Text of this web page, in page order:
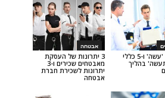
אבטחה
3 יתרונות של העסקת
מאבטחים שכירים ו-3
יתרונות לשכירת חברת